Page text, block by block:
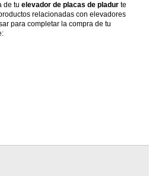
de tuelevador de placas de pladurte
relacionadas con elevadores
para completar la compra de tu